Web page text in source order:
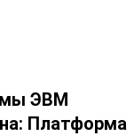
ЭВМ
Платформа